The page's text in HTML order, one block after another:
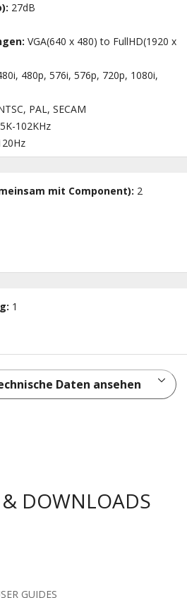
27dB
VGA(640 x 480) to FullHD(1920 x
480p, 576i, 576p, 720p, 1080i,
PAL, SECAM
102KHz
mit Component): 2
1
Daten ansehen
DOWNLOADS
GUIDES